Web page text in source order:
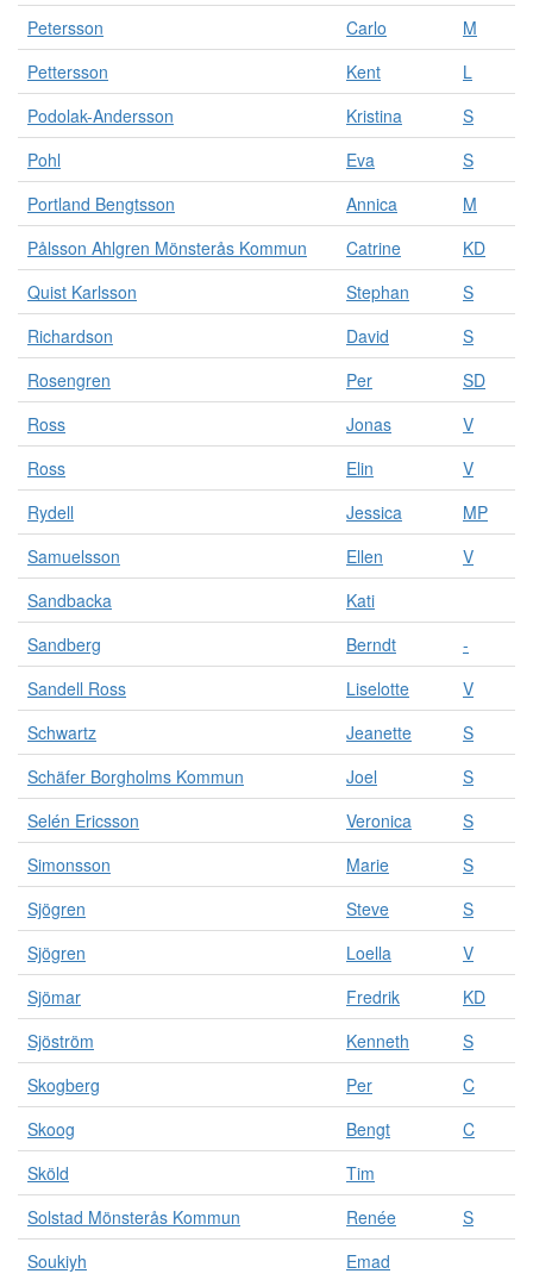
Petersson
Carlo
M
Pettersson
Kent
L
Podolak-Andersson
Kristina
S
Pohl
Eva
S
Portland Bengtsson
Annica
M
Pålsson Ahlgren Mönsterås Kommun
Catrine
KD
Quist Karlsson
Stephan
S
Richardson
David
S
Rosengren
Per
SD
Ross
Jonas
V
Ross
Elin
V
Rydell
Jessica
MP
Samuelsson
Ellen
V
Sandbacka
Kati
Sandberg
Berndt
-
Sandell Ross
Liselotte
V
Schwartz
Jeanette
S
Schäfer Borgholms Kommun
Joel
S
Selén Ericsson
Veronica
S
Simonsson
Marie
S
Sjögren
Steve
S
Sjögren
Loella
V
Sjömar
Fredrik
KD
Sjöström
Kenneth
S
Skogberg
Per
C
Skoog
Bengt
C
Sköld
Tim
Solstad Mönsterås Kommun
Renée
S
Soukiyh
Emad